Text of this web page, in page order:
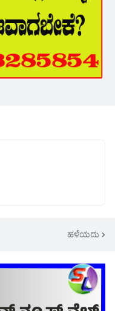
ಹಳೆಯದು